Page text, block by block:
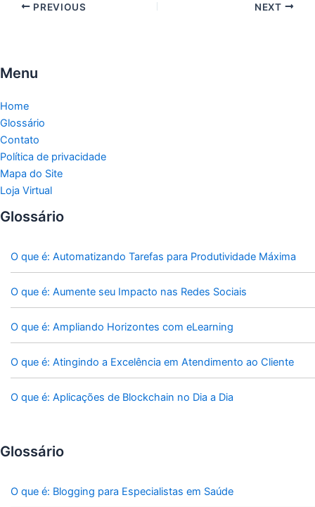
PREVIOUS NEXT
Menu
Home
Glossário
Contato
Política de privacidade
Mapa do Site
Loja Virtual
Glossário
O que é: Automatizando Tarefas para Produtividade Máxima
O que é: Aumente seu Impacto nas Redes Sociais
O que é: Ampliando Horizontes com eLearning
O que é: Atingindo a Excelência em Atendimento ao Cliente
O que é: Aplicações de Blockchain no Dia a Dia
Glossário
O que é: Blogging para Especialistas em Saúde